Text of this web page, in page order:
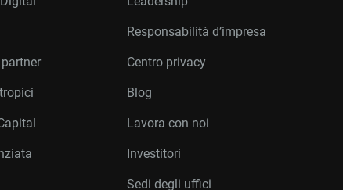
Responsabilità d’impresa
Centro privacy
Blog
Lavora con noi
Investitori
Sedi degli uffici